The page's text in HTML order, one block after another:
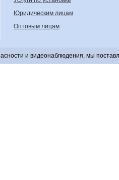
Юридическим лицам
Оптовым лицам
и видеонаблюдения, мы